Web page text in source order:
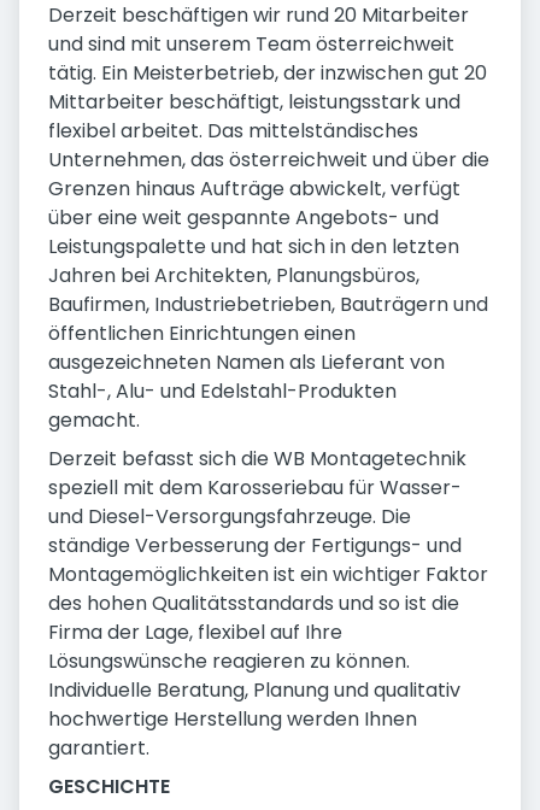
Derzeit beschäftigen wir rund 20 Mitarbeiter
und sind mit unserem Team österreichweit
tätig. Ein Meisterbetrieb, der inzwischen gut 20
Mittarbeiter beschäftigt, leistungsstark und
flexibel arbeitet. Das mittelständisches
Unternehmen, das österreichweit und über die
Grenzen hinaus Aufträge abwickelt, verfügt
über eine weit gespannte Angebots- und
Leistungspalette und hat sich in den letzten
Jahren bei Architekten, Planungsbüros,
Baufirmen, Industriebetrieben, Bauträgern und
öffentlichen Einrichtungen einen
ausgezeichneten Namen als Lieferant von
Stahl-, Alu- und Edelstahl-Produkten
gemacht.
Derzeit befasst sich die WB Montagetechnik
speziell mit dem Karosseriebau für Wasser-
und Diesel-Versorgungsfahrzeuge. Die
ständige Verbesserung der Fertigungs- und
Montagemöglichkeiten ist ein wichtiger Faktor
des hohen Qualitätsstandards und so ist die
Firma der Lage, flexibel auf Ihre
Lösungswünsche reagieren zu können.
Individuelle Beratung, Planung und qualitativ
hochwertige Herstellung werden Ihnen
garantiert.
GESCHICHTE